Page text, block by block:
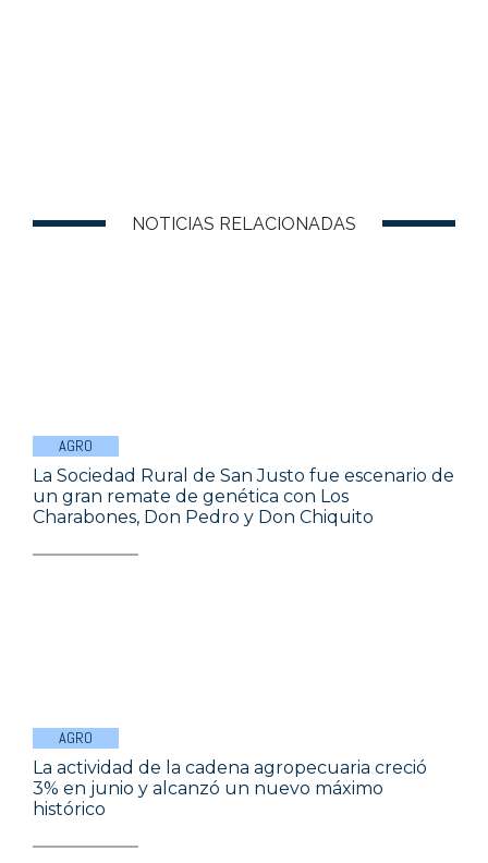
NOTICIAS RELACIONADAS
AGRO
La Sociedad Rural de San Justo fue escenario de
un gran remate de genética con Los
Charabones, Don Pedro y Don Chiquito
AGRO
La actividad de la cadena agropecuaria creció
3% en junio y alcanzó un nuevo máximo
histórico